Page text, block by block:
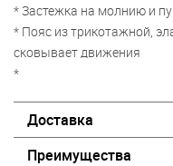
* Застежка на молнию и
* Пояс из трикотажной,
сковывает движения
*
Доставка
Преимущества